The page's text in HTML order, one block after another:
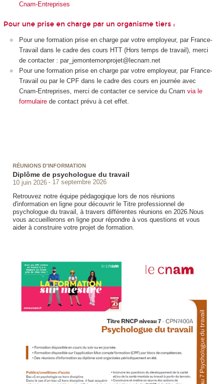
Cnam-Entreprises
Pour une prise en charge par un organisme tiers :
Pour une formation prise en charge par votre employeur, par France-
Travail dans le cadre des cours HTT (Hors temps de travail), merci
de contacter : par_jemontemonprojet@lecnam.net
Pour une formation prise en charge par votre employeur, par France-
Travail ou par le CPF dans le cadre des cours en journée avec
Cnam-Entreprises, merci de contacter ce service du Cnam via le
formulaire de contact prévu à cet effet.
RÉUNIONS D'INFORMATION
Diplôme de psychologue du travail
10 juin 2026
17 septembre 2026
Retrouvez notre équipe pédagogique lors de nos réunions
d'information en ligne pour découvrir le Titre professionnel de
psychologue du travail, à travers différentes réunions en 2026.Nous
vous accueillerons en ligne pour répondre à vos questions et vous
aider à construire votre projet de formation.